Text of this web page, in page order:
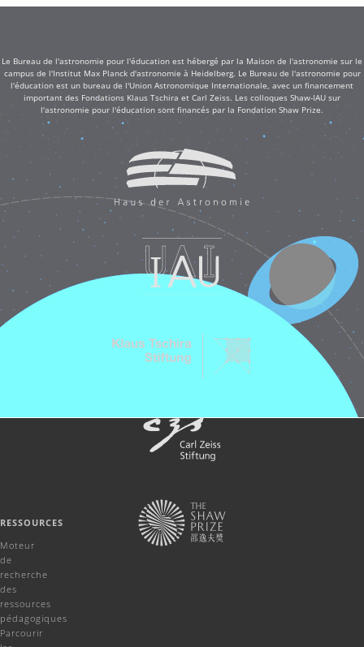
Le Bureau de l'astronomie pour l'éducation est hébergé par la Maison de l'astronomie sur le
campus de l'Institut Max Planck d'astronomie à Heidelberg. Le Bureau de l'astronomie pour
l'éducation est un bureau de l'Union Astronomique Internationale, avec un financement
important des Fondations Klaus Tschira et Carl Zeiss. Les colloques Shaw-IAU sur
l'astronomie pour l'éducation sont financés par la Fondation Shaw Prize.
RESSOURCES
Moteur
de
recherche
des
ressources
pédagogiques
Parcourir